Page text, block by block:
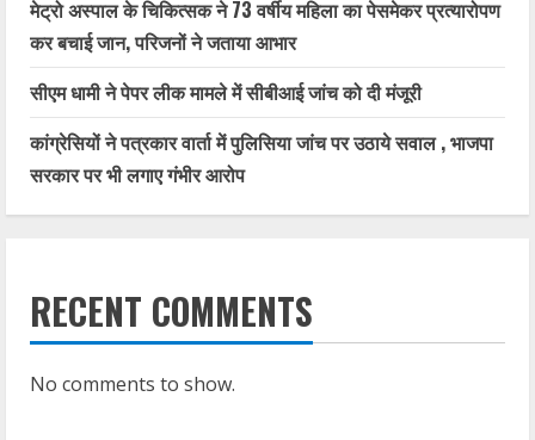
मेट्रो अस्पाल के चिकित्सक ने 73 वर्षीय महिला का पेसमेकर प्रत्यारोपण
कर बचाई जान, परिजनों ने जताया आभार
सीएम धामी ने पेपर लीक मामले में सीबीआई जांच को दी मंजूरी
कांग्रेसियों ने पत्रकार वार्ता में पुलिसिया जांच पर उठाये सवाल , भाजपा
सरकार पर भी लगाए गंभीर आरोप
RECENT COMMENTS
No comments to show.